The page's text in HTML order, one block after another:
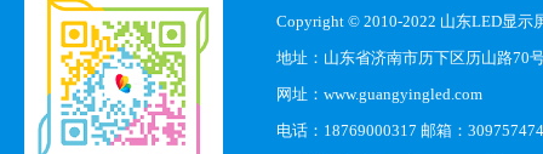
Copyright © 2010-2022 山东LED显示
地址：山东省济南市历下区历山路70
网址：www.guangyingled.com
电话：18769000317 邮箱：